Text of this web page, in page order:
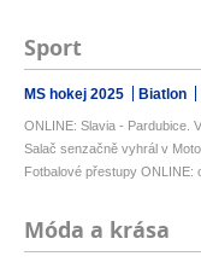
Sport
MS hokej 2025 Biatlon
ONLINE: Slavia - Pardubice.
Salač senzačně vyhrál v
Fotbalové přestupy ONLINE:
Móda a krása